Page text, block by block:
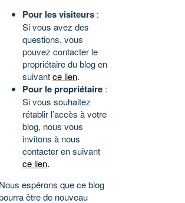
Pour les visiteurs :
Si vous avez des
questions, vous
pouvez contacter le
propriétaire du blog en
suivantce lien.
Pour le propriétaire :
Si vous souhaitez
rétablir l’accès à votre
blog, nous vous
invitons à nous
contacter en suivant
ce lien.
Nous espérons que ce blog
être de nouveau